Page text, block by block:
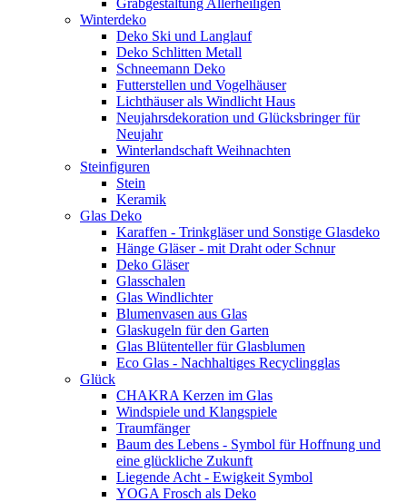
Grabgestaltung Allerheiligen
Winterdeko
Deko Ski und Langlauf
Deko Schlitten Metall
Schneemann Deko
Futterstellen und Vogelhäuser
Lichthäuser als Windlicht Haus
Neujahrsdekoration und Glücksbringer für
Neujahr
Winterlandschaft Weihnachten
Steinfiguren
Stein
Keramik
Glas Deko
Karaffen - Trinkgläser und Sonstige Glasdeko
Hänge Gläser - mit Draht oder Schnur
Deko Gläser
Glasschalen
Glas Windlichter
Blumenvasen aus Glas
Glaskugeln für den Garten
Glas Blütenteller für Glasblumen
Eco Glas - Nachhaltiges Recyclingglas
Glück
CHAKRA Kerzen im Glas
Windspiele und Klangspiele
Traumfänger
Baum des Lebens - Symbol für Hoffnung und
eine glückliche Zukunft
Liegende Acht - Ewigkeit Symbol
YOGA Frosch als Deko